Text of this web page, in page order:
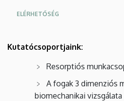
ELÉRHETŐSÉG
Kutatócsoportjaink:
Resorptiós
A fogak 3 dimenziós
biomechanikai